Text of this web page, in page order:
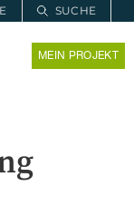
SUCHE
MEIN PROJEKT